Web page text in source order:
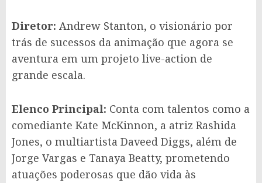
Diretor: Andrew Stanton, o visionário por
trás de sucessos da animação que agora se
aventura em um projeto live-action de
grande escala.
Elenco Principal: Conta com talentos como a
comediante Kate McKinnon, a atriz Rashida
Jones, o multiartista Daveed Diggs, além de
Jorge Vargas e Tanaya Beatty, prometendo
atuações poderosas que dão vida às